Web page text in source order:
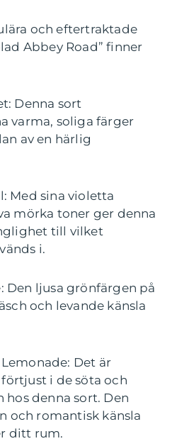
och eftertraktade
Abbey Road” finner
Denna sort
varma, soliga färger
av en härlig
Med sina violetta
mörka toner ger denna
till vilket
i.
Den ljusa grönfärgen på
och levande känsla
Det är
i de söta och
denna sort. Den
och romantisk känsla
ditt rum.